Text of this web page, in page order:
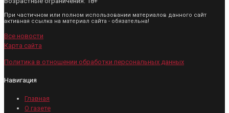
При частичном или полном использовании материалов данного сайт
активная ссылка на материал сайта - обязательна!
Все новости
Карта сайта
Политика в отношении обработки персональных данных
Навигация
Главная
О газете